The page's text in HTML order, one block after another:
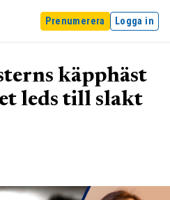
Prenumerera Logga in
käpphäst
leds till slakt